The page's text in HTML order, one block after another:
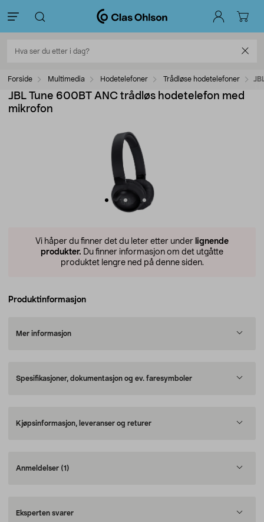
Forside Multimedia Hodetelefoner Trådløse hodetelefoner
JBL Tune 600BT ANC trådløs hodetelefon med
mikrofon
Vi håper du finner det du leter etter under lignende
produkter. Du finner informasjon om det utgåtte
produktet lengre ned på denne siden.
Produktinformasjon
Mer informasjon
Spesifikasjoner, dokumentasjon og ev. faresymboler
Kjøpsinformasjon, leveranser og returer
Anmeldelser (1)
Eksperten svarer